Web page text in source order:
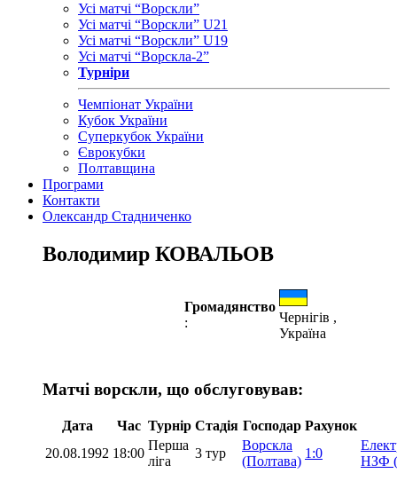
Усі матчі “Ворскли”
Усі матчі “Ворскли” U21
Усі матчі “Ворскли” U19
Усі матчі “Ворскла-2”
Турніри
Чемпіонат України
Кубок України
Суперкубок України
Єврокубки
Полтавщина
Програми
Контакти
Олександр Стадниченко
Володимир КОВАЛЬОВ
Громадянство
:
Чернігів ,
Україна
Матчі ворскли, що обслуговував:
Дата Час Турнір Стадія Господар Рахунок
20.08.1992 18:00
Перша
ліга
3 тур
Ворскла
(Полтава)
1:0
НЗФ